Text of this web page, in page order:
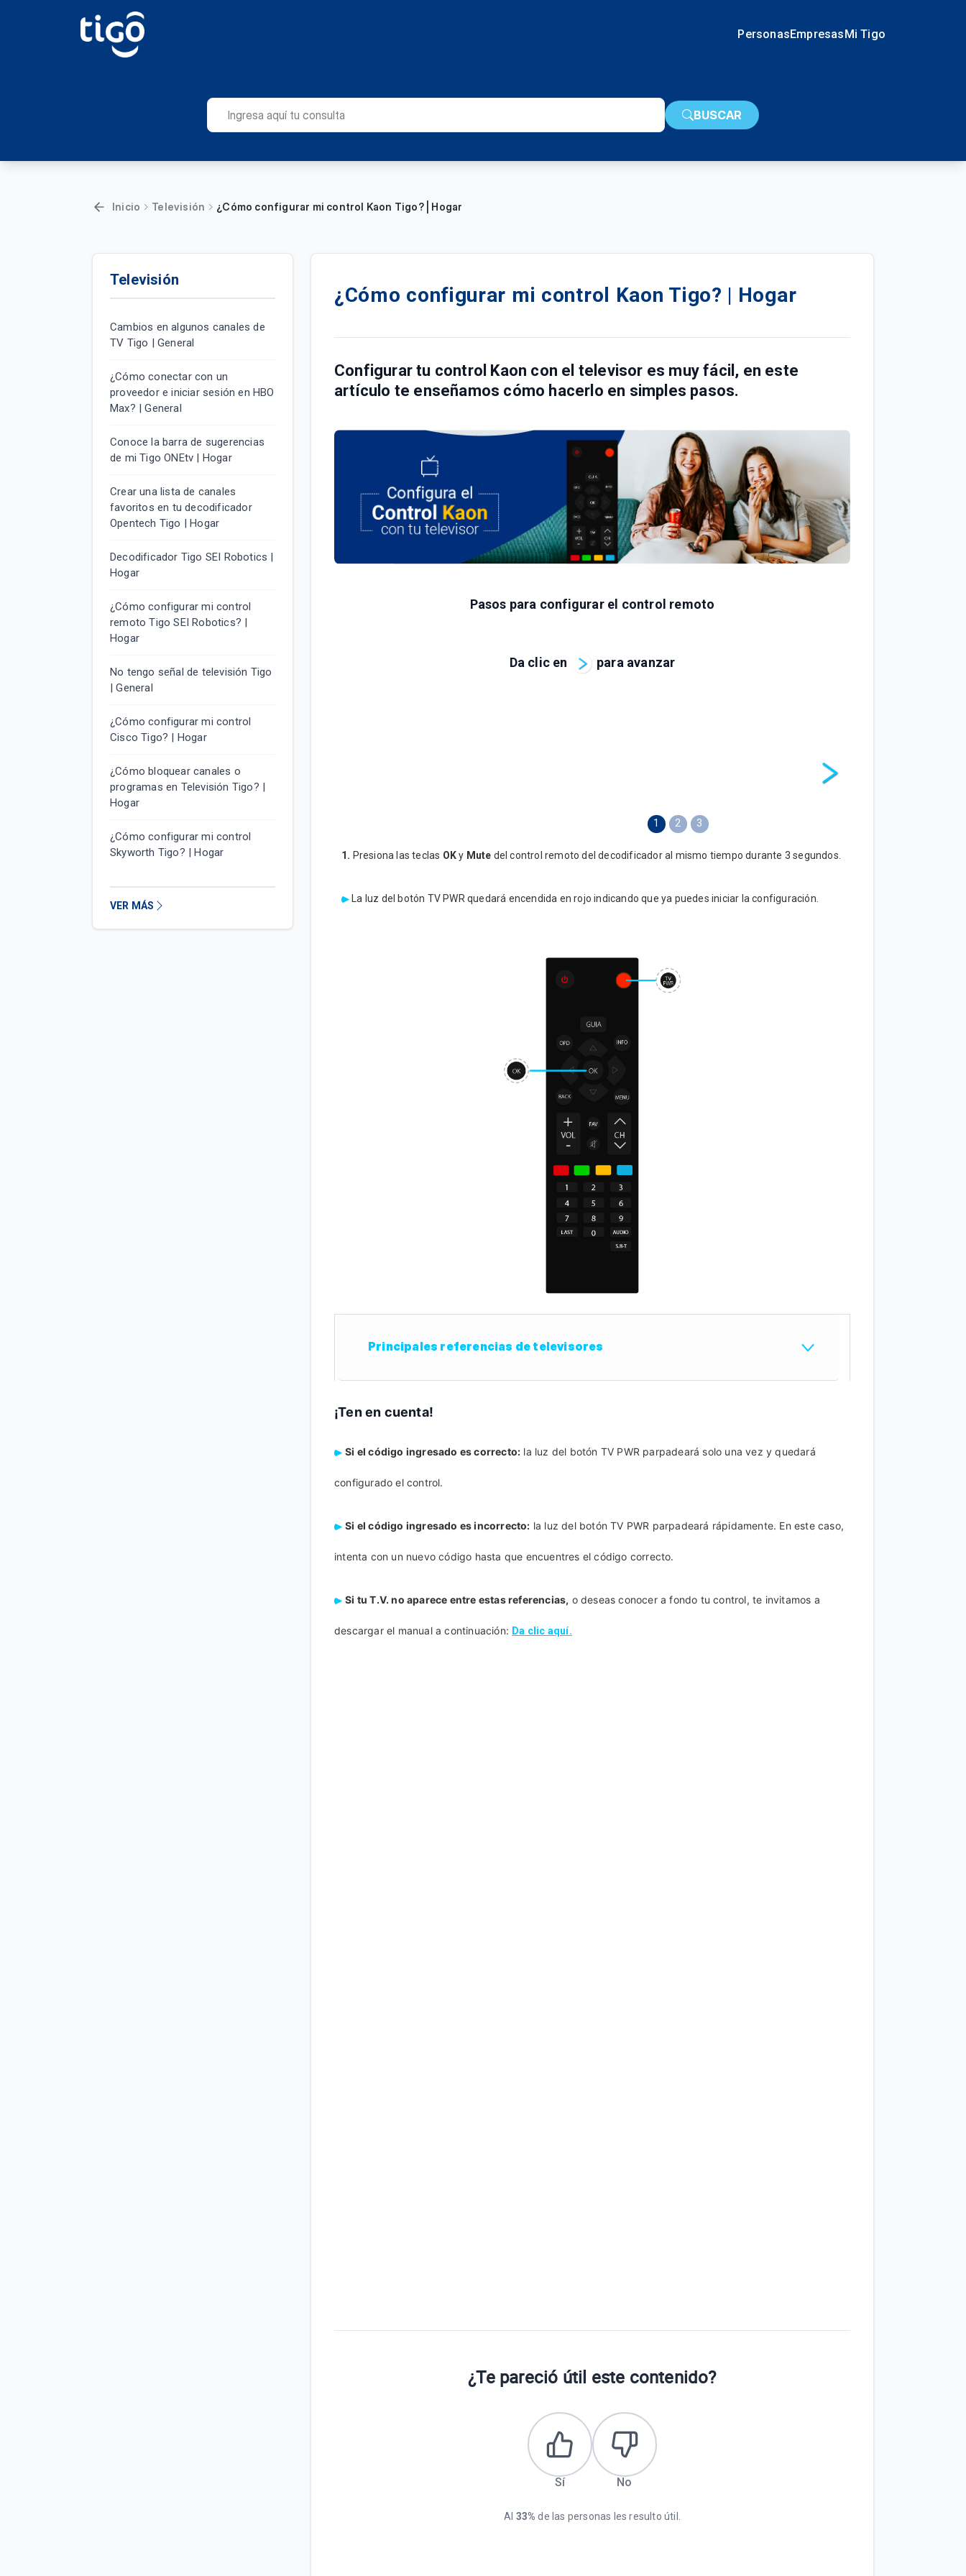
PersonasEmpresasMi Tigo
BUSCAR
Inicio Televisión ¿Cómo configurar mi control Kaon Tigo? | Hogar
Televisión
Cambios en algunos canales de
TV Tigo | General
¿Cómo conectar con un
proveedor e iniciar sesión en HBO
Max? | General
Conoce la barra de sugerencias
de mi Tigo ONEtv | Hogar
Crear una lista de canales
favoritos en tu decodificador
Opentech Tigo | Hogar
Decodificador Tigo SEI Robotics |
Hogar
¿Cómo configurar mi control
remoto Tigo SEI Robotics? |
Hogar
No tengo señal de televisión Tigo
| General
¿Cómo configurar mi control
Cisco Tigo? | Hogar
¿Cómo bloquear canales o
programas en Televisión Tigo? |
Hogar
¿Cómo configurar mi control
Skyworth Tigo? | Hogar
VER MÁS
¿Cómo configurar mi control Kaon Tigo? | Hogar
Configurar tu control Kaon con el televisor es muy fácil, en este
artículo te enseñamos cómo hacerlo en simples pasos.
Pasos para configurar el control remoto
Da clic en para avanzar
1 2 3
1. Presiona las teclas OKy Mute del control remoto del decodificador al mismo tiempo durante 3 segundos.
La luz del botón TV PWR quedará encendida en rojo indicando que ya puedes iniciar la configuración.
Principales referencias de televisores
¡Ten en cuenta!
Si el código ingresado es correcto: la luz del botón TV PWR parpadeará solo una vez y quedará
configurado el control.
Si el código ingresado es incorrecto: la luz del botón TV PWR parpadeará rápidamente. En este caso,
intenta con un nuevo código hasta que encuentres el código correcto.
Si tu T.V. no aparece entre estas referencias, o deseas conocer a fondo tu control, te invitamos a
descargar el manual a continuación: Da clic aquí.
¿Te pareció útil este contenido?
Sí No
Al 33% de las personas les resulto útil.